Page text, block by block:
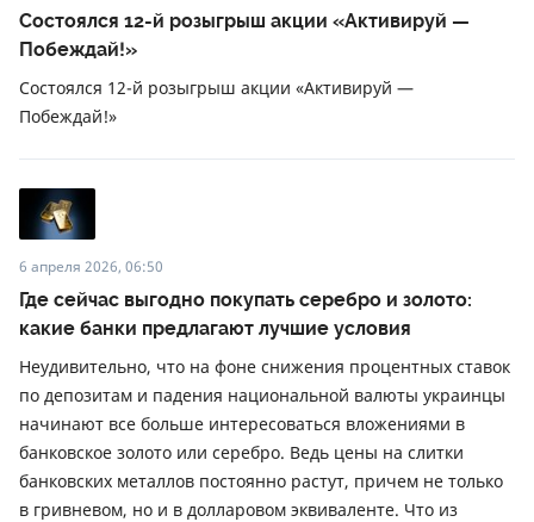
Состоялся 12-й розыгрыш акции «Активируй —
Побеждай!»
Состоялся 12-й розыгрыш акции «Активируй —
Побеждай!»
6 апреля 2026, 06:50
Где сейчас выгодно покупать серебро и золото:
какие банки предлагают лучшие условия
Неудивительно, что на фоне снижения процентных ставок
по депозитам и падения национальной валюты украинцы
начинают все больше интересоваться вложениями в
банковское золото или серебро. Ведь цены на слитки
банковских металлов постоянно растут, причем не только
в гривневом, но и в долларовом эквиваленте. Что из